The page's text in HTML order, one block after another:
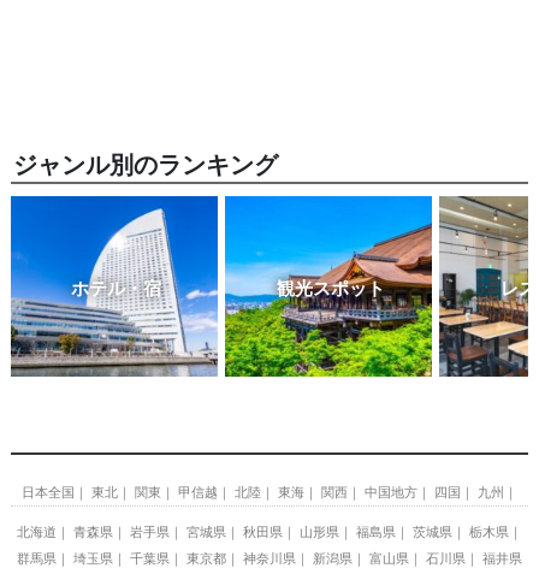
ジャンル別のランキング
ホテル・宿 観光スポット レ
日本全国 東北 関東 甲信越 北陸 東海 関西 中国地方 四国 九州
北海道 青森県 岩手県 宮城県 秋田県 山形県 福島県 茨城県
栃木県
群馬県
埼玉県 千葉県 東京都 神奈川県 新潟県 富山県 石川県 福井県